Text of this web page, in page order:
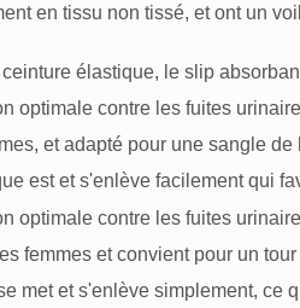
en tissu non tissé, et ont un
élastique, le slip
optimale contre les fuites
et adapté pour une sangle
est et s'enlève facilement qui
optimale contre les fuites
femmes et convient pour un
met et s'enlève simplement, ce